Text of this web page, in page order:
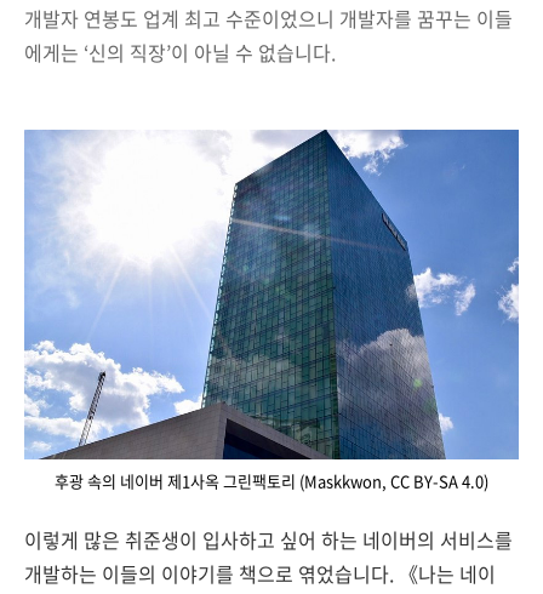
개발자 연봉도 업계 최고 수준이었으니 개발자를 꿈꾸는 이들
에게는 ‘신의 직장’이 아닐 수 없습니다.
후광 속의 네이버 제1사옥 그린팩토리 (Maskkwon, CC BY-SA 4.0)
이렇게 많은 취준생이 입사하고 싶어 하는 네이버의 서비스를
개발하는 이들의 이야기를 책으로 엮었습니다. 《나는 네이